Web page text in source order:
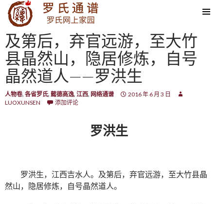
SKIP TO CONTENT
及第后，弃官远游，至大竹
县晶然山，隐居修炼，自号
晶然道人——罗洪生
人物卷, 各省罗氏, 懿德高逸, 江西, 网络通谱
2016 年 6 月 3 日
LUOXUNSEN
添加评论
罗洪生
罗洪生，江西吉水人。及第后，弃官远游，至大竹县晶
然山，隐居修炼，自号晶然道人。